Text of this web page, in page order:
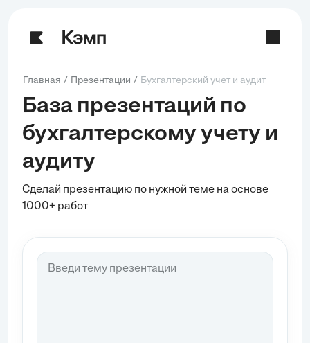
Главная Презентации Бухгалтерский учет и аудит
База презентаций по
бухгалтерскому учету и
аудиту
Сделай презентацию по нужной теме на основе
1000+ работ